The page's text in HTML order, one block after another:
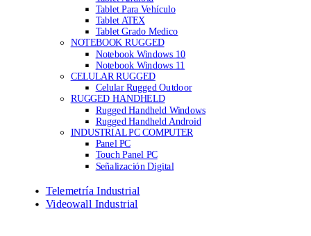
Tablet Para Vehículo
Tablet ATEX
Tablet Grado Medico
NOTEBOOK RUGGED
Notebook Windows 10
Notebook Windows 11
CELULAR RUGGED
Celular Rugged Outdoor
RUGGED HANDHELD
Rugged Handheld Windows
Rugged Handheld Android
INDUSTRIAL PC COMPUTER
Panel PC
Touch Panel PC
Señalización Digital
Telemetría Industrial
Videowall Industrial